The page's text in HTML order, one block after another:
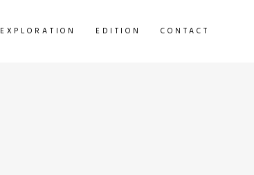
EXPLORATION EDITION CONTACT